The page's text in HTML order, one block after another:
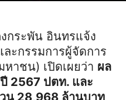
กระพัน อินทรแจ้ง
ะกรรมการผู้จัดการ
าชน) เปิดเผยว่า ผล
2567 ปตท. และ
น 28,968 ล้านบาท